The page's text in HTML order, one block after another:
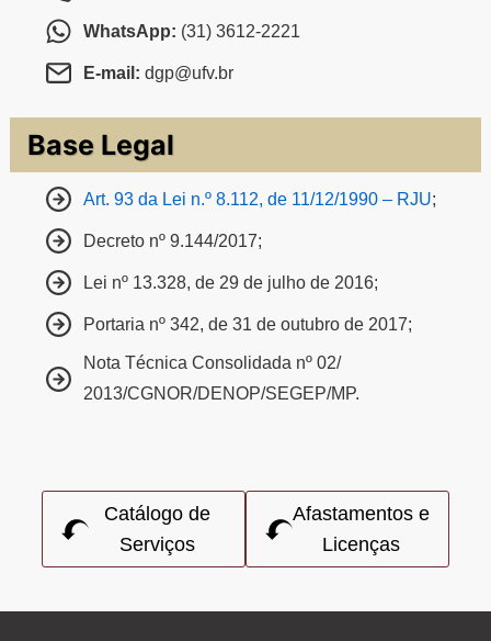
WhatsApp: (31) 3612-2221
E-mail: dgp@ufv.br
Base Legal
Art. 93 da Lei n.º 8.112, de 11/12/1990 – RJU;
Decreto nº 9.144/2017;
Lei nº 13.328, de 29 de julho de 2016;
Portaria nº 342, de 31 de outubro de 2017;
Nota Técnica Consolidada nº 02/
2013/CGNOR/DENOP/SEGEP/MP.
Catálogo de
Serviços
Afastamentos e
Licenças